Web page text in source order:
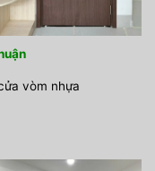
vòm nhựa